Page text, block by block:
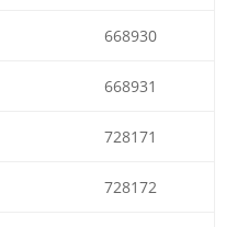
668930
668931
728171
728172